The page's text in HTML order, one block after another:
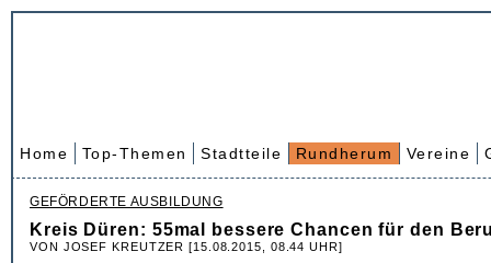
Home Top-Themen Stadtteile Rundherum Vereine
GEFÖRDERTE AUSBILDUNG
Kreis Düren: 55mal bessere Chancen für den
VON JOSEF KREUTZER [15.08.2015, 08.44 UHR]